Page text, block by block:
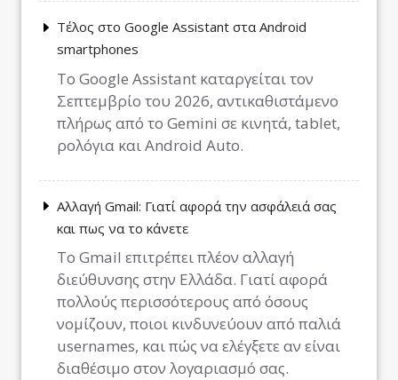
Τέλος στο Google Assistant στα Android
smartphones
Το Google Assistant καταργείται τον
Σεπτεμβρίο του 2026, αντικαθιστάμενο
πλήρως από το Gemini σε κινητά, tablet,
ρολόγια και Android Auto.
Αλλαγή Gmail: Γιατί αφορά την ασφάλειά σας
και πως να το κάνετε
Το Gmail επιτρέπει πλέον αλλαγή
διεύθυνσης στην Ελλάδα. Γιατί αφορά
πολλούς περισσότερους από όσους
νομίζουν, ποιοι κινδυνεύουν από παλιά
usernames, και πώς να ελέγξετε αν είναι
διαθέσιμο στον λογαριασμό σας.